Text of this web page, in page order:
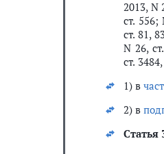
2013, N
ст. 556;
ст. 81,
N 26,
ст.
1) в
2) в
Статья